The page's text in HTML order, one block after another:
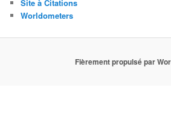
Site à Citations
Worldometers
Fièrement propulsé par